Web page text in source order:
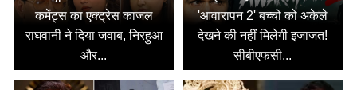
कमेंट्स का एक्ट्रेस काजल
राघवानी ने दिया जवाब, निरहुआ
और...
'आवारापन 2' बच्चों को अकेले
देखने की नहीं मिलेगी इजाजत!
सीबीएफसी...